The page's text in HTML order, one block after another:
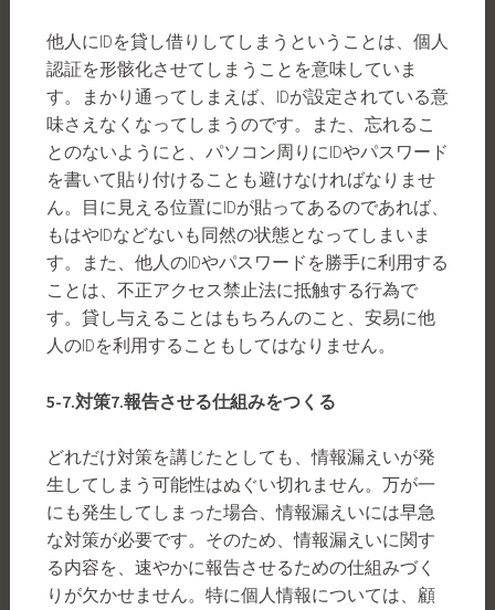
他人にIDを貸し借りしてしまうということは、個人
認証を形骸化させてしまうことを意味していま
す。まかり通ってしまえば、IDが設定されている意
味さえなくなってしまうのです。また、忘れるこ
とのないようにと、パソコン周りにIDやパスワード
を書いて貼り付けることも避けなければなりませ
ん。目に見える位置にIDが貼ってあるのであれば、
もはやIDなどないも同然の状態となってしまいま
す。また、他人のIDやパスワードを勝手に利用する
ことは、不正アクセス禁止法に抵触する行為で
す。貸し与えることはもちろんのこと、安易に他
人のIDを利用することもしてはなりません。
5-7.対策7.報告させる仕組みをつくる
どれだけ対策を講じたとしても、情報漏えいが発
生してしまう可能性はぬぐい切れません。万が一
にも発生してしまった場合、情報漏えいには早急
な対策が必要です。そのため、情報漏えいに関す
る内容を、速やかに報告させるための仕組みづく
りが欠かせません。特に個人情報については、顧